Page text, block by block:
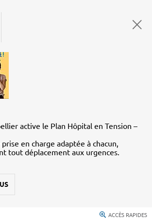
active le Plan Hôpital en Tension –
en charge adaptée à chacun,
tout déplacement aux urgences.
ACCÈS RAPIDES